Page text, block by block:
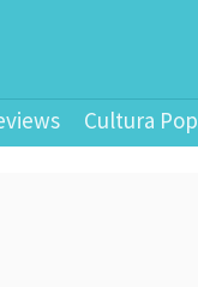
Cultura Pop